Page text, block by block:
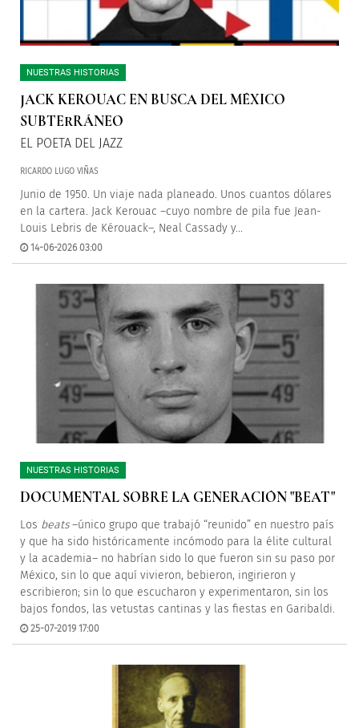
NUESTRAS HISTORIAS
JACK KEROUAC EN BUSCA DEL MÉXICO
SUBTERRÁNEO
EL POETA DEL JAZZ
RICARDO LUGO VIÑAS
Junio de 1950. Un viaje nada planeado. Unos cuantos dólares
en la cartera. Jack Kerouac –cuyo nombre de pila fue Jean-
Louis Lebris de Kérouack–, Neal Cassady y...
14-06-2026 03:00
NUESTRAS HISTORIAS
DOCUMENTAL SOBRE LA GENERACIÓN "BEAT"
Los beats–único grupo que trabajó “reunido” en nuestro país
y que ha sido históricamente incómodo para la élite cultural
y la academia– no habrían sido lo que fueron sin su paso por
México, sin lo que aquí vivieron, bebieron, ingirieron y
escribieron; sin lo que escucharon y experimentaron, sin los
bajos fondos, las vetustas cantinas y las fiestas en Garibaldi.
25-07-2019 17:00